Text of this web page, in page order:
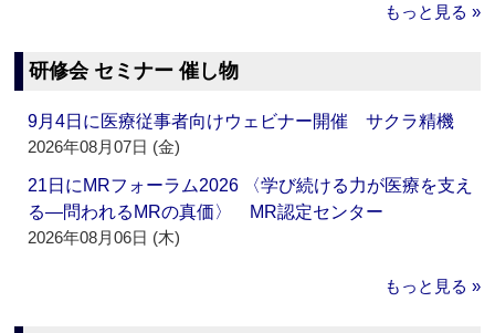
もっと見る »
研修会 セミナー 催し物
9月4日に医療従事者向けウェビナー開催 サクラ精機
2026年08月07日 (金)
21日にMRフォーラム2026 〈学び続ける力が医療を支え
る―問われるMRの真価〉 MR認定センター
2026年08月06日 (木)
もっと見る »